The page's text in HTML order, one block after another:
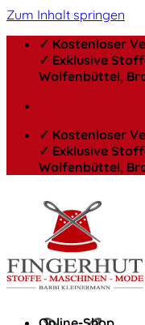
Zum Inhalt springen
✓ Kostenloser
✓ Exklusive
Wolfenbüttel,
✓ Kostenloser
✓ Exklusive
Wolfenbüttel,